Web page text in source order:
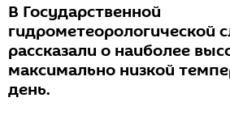
В Государственной
гидрометеорологической
рассказали о наиболее
максимально низкой
день.